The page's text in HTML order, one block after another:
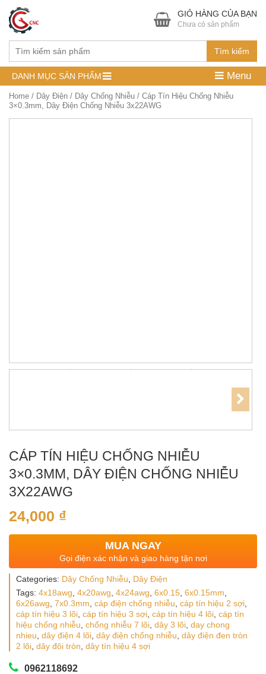
Tìm kiếm
GIỎ HÀNG CỦA BẠN
Chưa có sản phẩm
DANH MỤC SẢN PHẨM Menu
Home / Dây Điện / Dây Chống Nhiễu / Cáp Tín Hiệu Chống Nhiễu
3×0.3mm, Dây Điện Chống Nhiễu 3x22AWG
CÁP TÍN HIỆU CHỐNG NHIỄU
3×0.3MM, DÂY ĐIỆN CHỐNG NHIỄU
3X22AWG
24,000 ₫
MUA NGAY
Gọi điện xác nhận và giao hàng tận nơi
Categories: Dây Chống Nhiễu
Dây Điện
Tags: 4x18awg 4x20awg 4x24awg 6x0.15 6x0.15mm
6x26awg 7x0.3mm cáp điện chống nhiễu cáp tín hiệu 2 sợi
cáp tín hiệu 3 lõi cáp tín hiệu 3 sợi cáp tín hiệu 4 lõi cáp tín
hiệu chống nhiễu chống nhiễu 7 lõi dây 3 lõi day chong
nhieu dây điện 4 lõi dây điện chống nhiễu dây điện đen tròn
2 lõi dây đôi tròn dây tín hiệu 4 sợi
0962118692